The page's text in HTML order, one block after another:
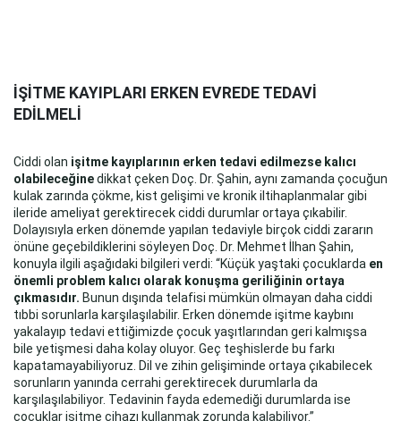
İŞİTME KAYIPLARI ERKEN EVREDE TEDAVİ
EDİLMELİ
Ciddi olan işitme kayıplarının erken tedavi edilmezse kalıcı
olabileceğinedikkat çeken Doç. Dr. Şahin, aynı zamanda çocuğun
kulak zarında çökme, kist gelişimi ve kronik iltihaplanmalar gibi
ileride ameliyat gerektirecek ciddi durumlar ortaya çıkabilir.
Dolayısıyla erken dönemde yapılan tedaviyle birçok ciddi zararın
önüne geçebildiklerini söyleyen Doç. Dr. Mehmet İlhan Şahin,
konuyla ilgili aşağıdaki bilgileri verdi: “Küçük yaştaki çocuklarda en
önemli problem kalıcı olarak konuşma geriliğinin ortaya
çıkmasıdır. Bunun dışında telafisi mümkün olmayan daha ciddi
tıbbi sorunlarla karşılaşılabilir. Erken dönemde işitme kaybını
yakalayıp tedavi ettiğimizde çocuk yaşıtlarından geri kalmışsa
bile yetişmesi daha kolay oluyor. Geç teşhislerde bu farkı
kapatamayabiliyoruz. Dil ve zihin gelişiminde ortaya çıkabilecek
sorunların yanında cerrahi gerektirecek durumlarla da
karşılaşılabiliyor. Tedavinin fayda edemediği durumlarda ise
çocuklar işitme cihazı kullanmak zorunda kalabiliyor.”